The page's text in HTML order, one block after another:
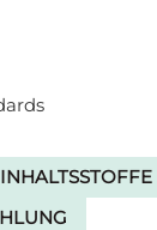
INHALTSSTOFFE